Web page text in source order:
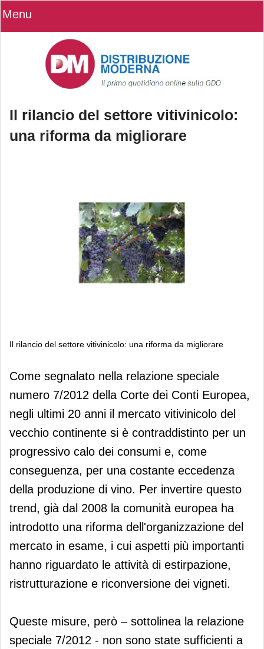
Menu
Il rilancio del settore vitivinicolo:
una riforma da migliorare
Il rilancio del settore vitivinicolo: una riforma da migliorare
Il rilancio del settore vitivinicolo: una
riforma da migliorare
Come segnalato nella relazione speciale
numero 7/2012 della Corte dei Conti Europea,
negli ultimi 20 anni il mercato vitivinicolo del
vecchio continente si è contraddistinto per un
progressivo calo dei consumi e, come
conseguenza, per una costante eccedenza
della produzione di vino. Per invertire questo
trend, già dal 2008 la comunità europea ha
introdotto una riforma dell'organizzazione del
mercato in esame, i cui aspetti più importanti
hanno riguardato le attività di estirpazione,
ristrutturazione e riconversione dei vigneti.
Queste misure, però – sottolinea la relazione
speciale 7/2012 - non sono state sufficienti a